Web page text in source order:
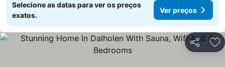
Selecione as datas para ver os preços
exatos.
Ver preços
Partilhar